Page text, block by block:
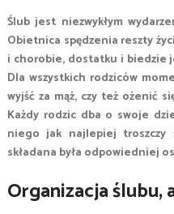
Ślub jest niezwykłym
Obietnica spędzenia reszty
i chorobie, dostatku i biedzie
Dla wszystkich rodziców
wyjść za mąż, czy też ożenić
Każdy rodzic dba o swoje
niego jak najlepiej troszczy
składana była odpowiedniej
Organizacja ślubu,